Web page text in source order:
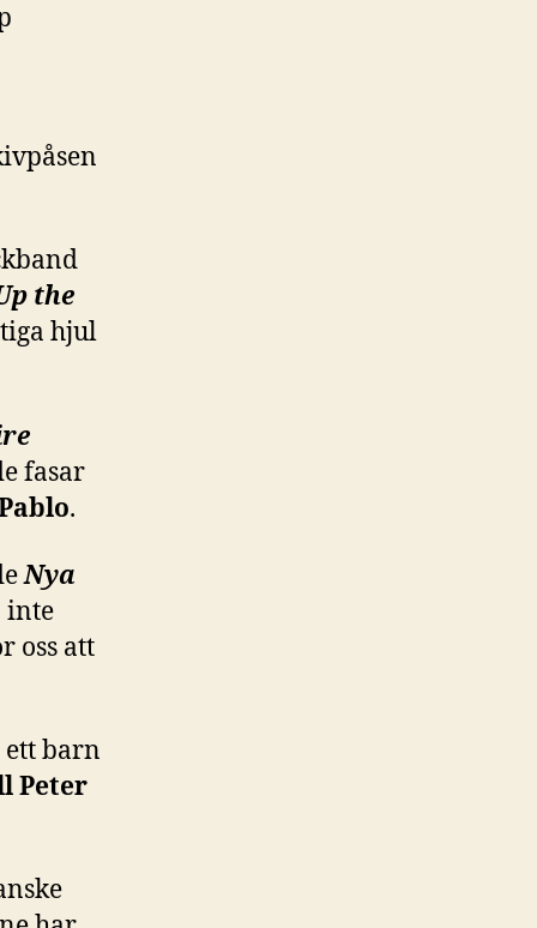
the
hjul
fasar
.
Nya
inte
oss att
ett barn
Peter